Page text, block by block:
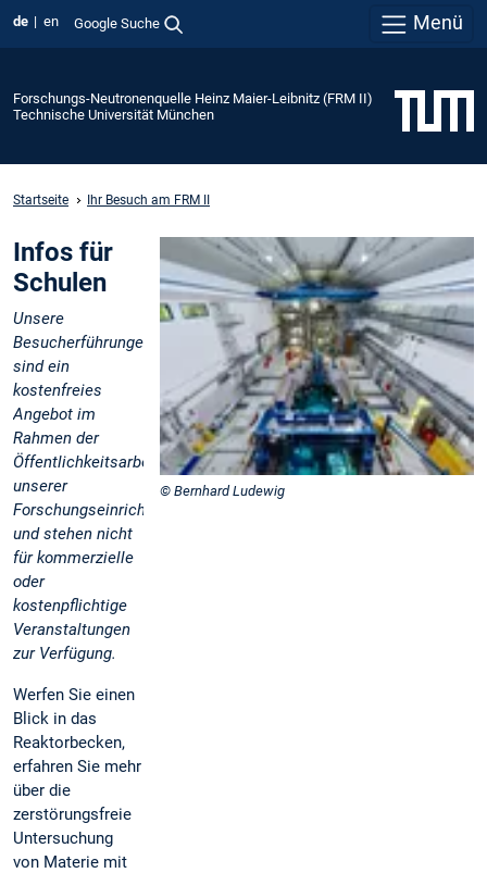
de en Google Suche Menü
Forschungs-Neutronenquelle Heinz Maier-Leibnitz (FRM II)
Technische Universität München
Startseite Ihr Besuch am FRM II
© Bernhard Ludewig
Infos für
Schulen
Unsere
Besucherführungen
sind ein
kostenfreies
Angebot im
Rahmen der
Öffentlichkeitsarbeit
unserer
Forschungseinrichtung
und stehen nicht
für kommerzielle
oder
kostenpflichtige
Veranstaltungen
zur Verfügung.
Werfen Sie einen
Blick in das
Reaktorbecken,
erfahren Sie mehr
über die
zerstörungsfreie
Untersuchung
von Materie mit